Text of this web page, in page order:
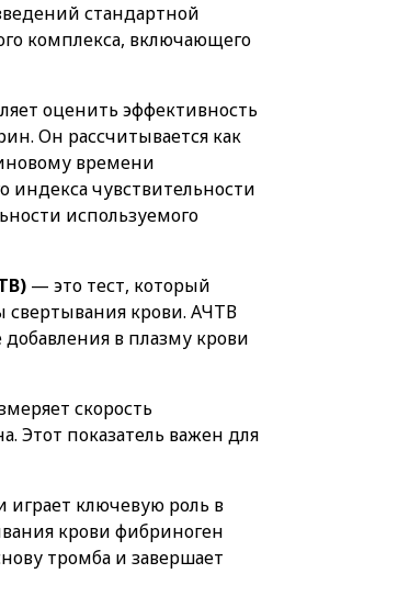
стандартной
комплекса, включающего
оценить эффективность
Он рассчитывается как
времени
чувствительности
используемого
— это тест, который
свертывания крови. АЧТВ
в плазму крови
скорость
Этот показатель важен для
играет ключевую роль в
крови фибриноген
тромба и завершает